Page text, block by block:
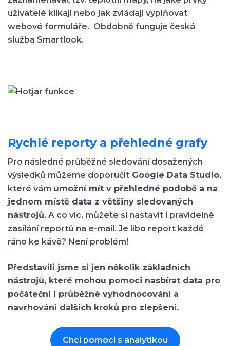
uživatelé klikají nebo jak zvládají vyplňovat
webové formuláře. Obdobně funguje česká
služba Smartlook.
Rychlé reporty a přehledné grafy
Pro následné průběžné sledování dosažených
výsledků můžeme doporučit Google Data Studio,
které vám umožní mít v přehledné podobě a na
jednom místě data z většiny sledovaných
nástrojů. A co víc, můžete si nastavit i pravidelné
zasílání reportů na e-mail. Je libo report každé
ráno ke kávě? Není problém!
Představili jsme si jen několik základních
nástrojů, které mohou pomoci nasbírat data pro
počáteční i průběžné vyhodnocování a
navrhování dalších kroků pro zlepšení.
Chci pomoci s analytikou